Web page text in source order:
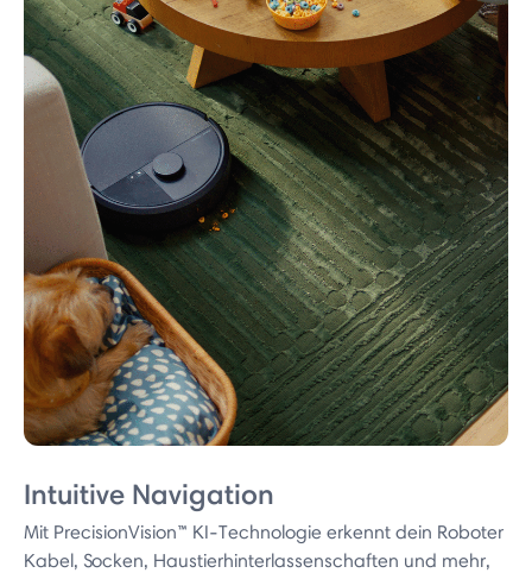
Intuitive Navigation
Mit PrecisionVision™ KI-Technologie erkennt dein Roboter
Kabel, Socken, Haustierhinterlassenschaften und mehr,